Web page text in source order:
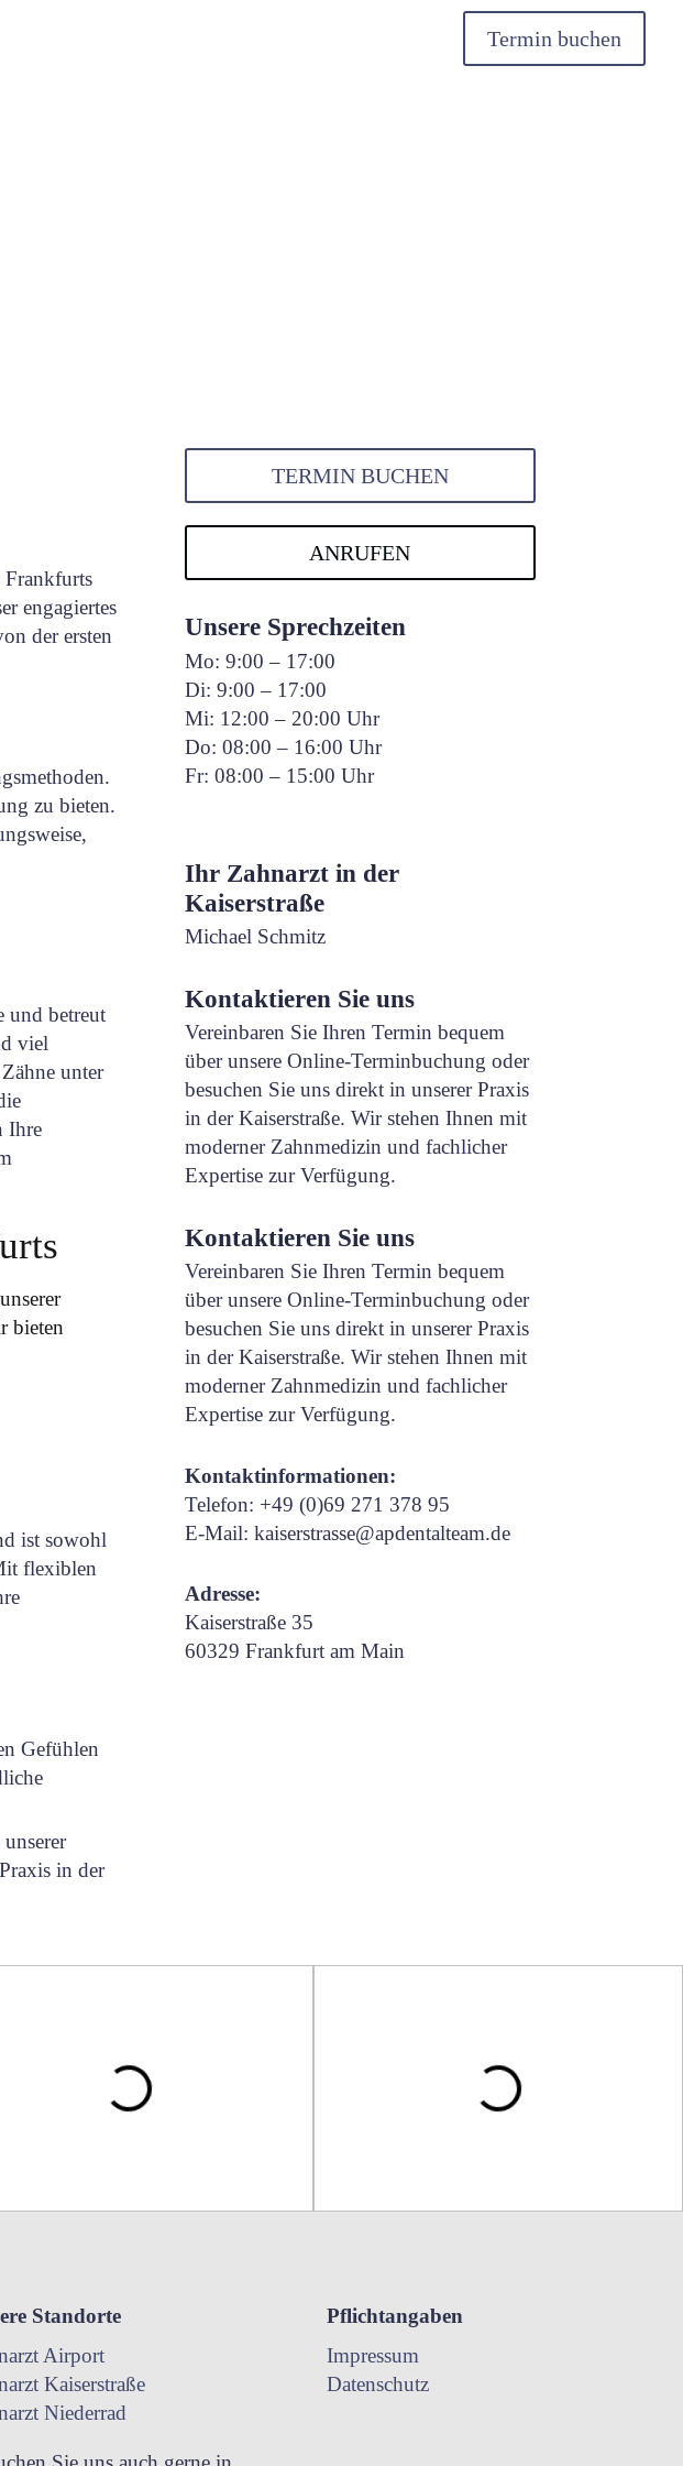
Termin buchen
Frankfurts
engagiertes
der ersten
zu bieten.
und betreut
viel
unter
Ihre
bieten
ist sowohl
flexiblen
Gefühlen
in der
TERMIN BUCHEN
ANRUFEN
Unsere Sprechzeiten
Mo: 9:00 – 17:00
Di: 9:00 – 17:00
Mi: 12:00 – 20:00 Uhr
Do: 08:00 – 16:00 Uhr
Fr: 08:00 – 15:00 Uhr
Ihr Zahnarzt in der
Kaiserstraße
Michael Schmitz
Kontaktieren Sie uns
Vereinbaren Sie Ihren Termin bequem
über unsere Online-Terminbuchung oder
besuchen Sie uns direkt in unserer Praxis
in der Kaiserstraße. Wir stehen Ihnen mit
moderner Zahnmedizin und fachlicher
Expertise zur Verfügung.
Kontaktieren Sie uns
Vereinbaren Sie Ihren Termin bequem
über unsere Online-Terminbuchung oder
besuchen Sie uns direkt in unserer Praxis
in der Kaiserstraße. Wir stehen Ihnen mit
moderner Zahnmedizin und fachlicher
Expertise zur Verfügung.
Kontaktinformationen:
Telefon: +49 (0)69 271 378 95
E-Mail: kaiserstrasse@apdentalteam.de
Adresse:
Kaiserstraße 35
60329 Frankfurt am Main
Standorte
Airport
Kaiserstraße
Niederrad
Pflichtangaben
Impressum
Datenschutz